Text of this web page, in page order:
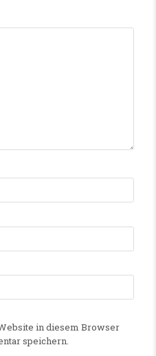
in diesem Browser
speichern.